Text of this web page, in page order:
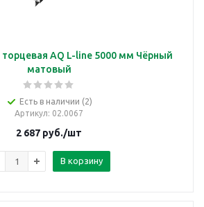
AQ L-line 5000 мм Чёрный
матовый
Есть в наличии (2)
Артикул: 02.0067
2 687 руб./шт
В корзину